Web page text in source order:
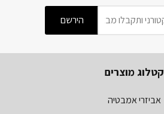
קטלוג מוצרים
אביזרי אמבטיה